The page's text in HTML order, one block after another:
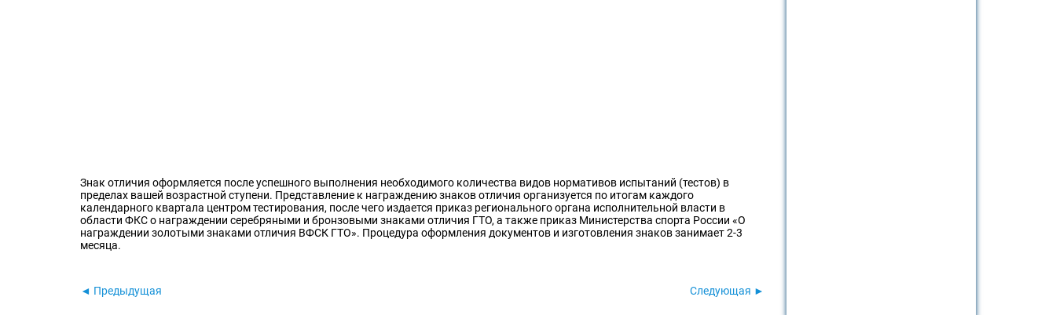
Знак отличия оформляется после успешного выполнения необходимого количества видов нормативов испытаний (тестов) в
пределах вашей возрастной ступени. Представление к награждению знаков отличия организуется по итогам каждого
календарного квартала центром тестирования, после чего издается приказ регионального органа исполнительной власти в
области ФКС о награждении серебряными и бронзовыми знаками отличия ГТО, а также приказ Министерства спорта России «О
награждении золотыми знаками отличия ВФСК ГТО». Процедура оформления документов и изготовления знаков занимает 2-3
месяца.
◄ Предыдущая Следующая ►